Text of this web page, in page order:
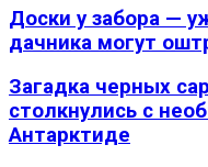
Доски у забора —
дачника могут
Загадка черных
столкнулись с
Антарктиде